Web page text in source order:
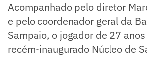
Acompanhado pelo diretor
e pelo coordenador geral da
Sampaio, o jogador de 27
recém-inaugurado Núcleo de